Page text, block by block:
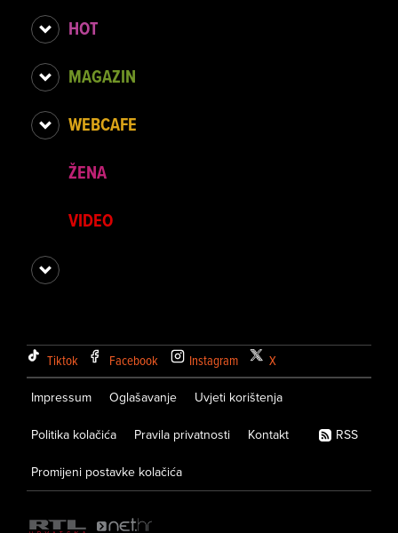
HOT
MAGAZIN
WEBCAFE
ŽENA
VIDEO
Tiktok Facebook Instagram X
Impressum Oglašavanje Uvjeti korištenja
Politika kolačića Pravila privatnosti Kontakt
Promijeni postavke kolačića
RSS